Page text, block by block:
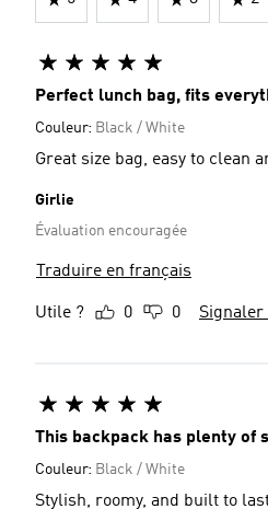
Perfect lunch bag, fits
Couleur: Black / White
Great size bag, easy to clean
Girlie
Évaluation encouragée
Traduire en français
Utile ? 0 0 Signaler
This backpack has plenty of
Couleur: Black / White
Stylish, roomy, and built to